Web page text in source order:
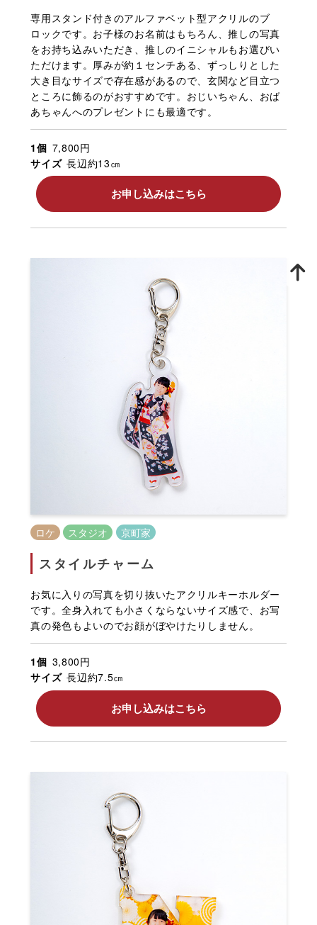
専用スタンド付きのアルファベット型アクリルのブ
ロックです。お子様のお名前はもちろん、推しの写真
をお持ち込みいただき、推しのイニシャルもお選びい
ただけます。厚みが約１センチある、ずっしりとした
大き目なサイズで存在感があるので、玄関など目立つ
ところに飾るのがおすすめです。おじいちゃん、おば
あちゃんへのプレゼントにも最適です。
1個 7,800円
サイズ 長辺約13㎝
お申し込みはこちら
ロケ スタジオ 京町家
スタイルチャーム
お気に入りの写真を切り抜いたアクリルキーホルダー
です。全身入れても小さくならないサイズ感で、お写
真の発色もよいのでお顔がぼやけたりしません。
1個 3,800円
サイズ 長辺約7.5㎝
お申し込みはこちら